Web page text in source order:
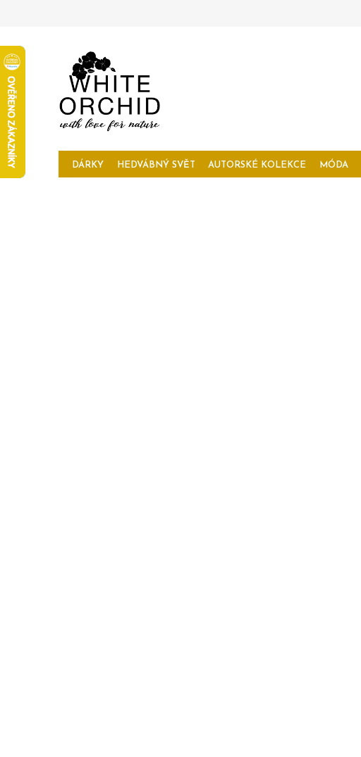
DÁRKY HEDVÁBNÝ SVĚT AUTORSKÉ KOLEKCE MÓDA